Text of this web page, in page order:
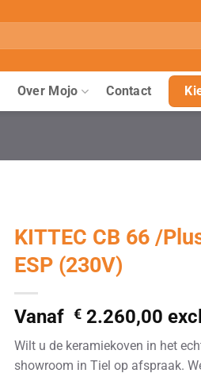
Over Mojo Contact
KITTEC CB 66 /
ESP (230V)
Vanaf € 2.260,00
Wilt u de keramiekoven in het
showroom in Tiel op afspraak.